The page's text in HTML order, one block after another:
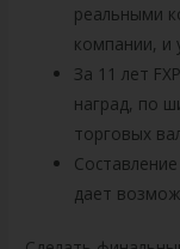
реальными
компании, и
За 11 лет
наград, по
торговых
дает